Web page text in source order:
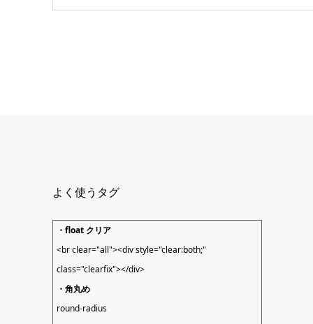
よく使うタグ
・float クリア
<br clear="all"><div style="clear:both;"
class="clearfix"></div>
・角丸め
round-radius